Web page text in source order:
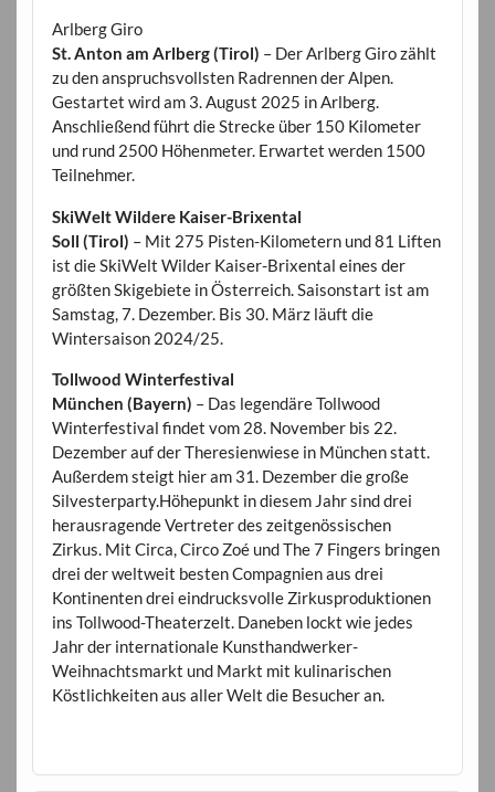
Arlberg Giro
St. Anton am Arlberg (Tirol) – Der Arlberg Giro zählt
zu den anspruchsvollsten Radrennen der Alpen.
Gestartet wird am 3. August 2025 in Arlberg.
Anschließend führt die Strecke über 150 Kilometer
und rund 2500 Höhenmeter. Erwartet werden 1500
Teilnehmer.
SkiWelt Wildere Kaiser-Brixental
Soll (Tirol) – Mit 275 Pisten-Kilometern und 81 Liften
ist die SkiWelt Wilder Kaiser-Brixental eines der
größten Skigebiete in Österreich. Saisonstart ist am
Samstag, 7. Dezember. Bis 30. März läuft die
Wintersaison 2024/25.
Tollwood Winterfestival
München (Bayern) – Das legendäre Tollwood
Winterfestival findet vom 28. November bis 22.
Dezember auf der Theresienwiese in München statt.
Außerdem steigt hier am 31. Dezember die große
Silvesterparty.Höhepunkt in diesem Jahr sind drei
herausragende Vertreter des zeitgenössischen
Zirkus. Mit Circa, Circo Zoé und The 7 Fingers bringen
drei der weltweit besten Compagnien aus drei
Kontinenten drei eindrucksvolle Zirkusproduktionen
ins Tollwood-Theaterzelt. Daneben lockt wie jedes
Jahr der internationale Kunsthandwerker-
Weihnachtsmarkt und Markt mit kulinarischen
Köstlichkeiten aus aller Welt die Besucher an.